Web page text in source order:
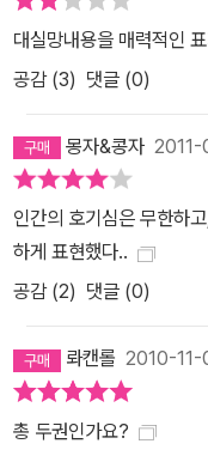
게 된 이유와 가족사의 비
과학적 예측과 신비적 투
예언에 대해 사람들이 보
는 시각과 인간이 개입해
여 담고, 그 입장 사이의
소녀 내면의 독백과 역동
이끌어 가는 것도 독특한
상황을 바라보게 만드는
는 한국어판 삽화, 한 화
다. 홍작가는 그래픽 노블
간의 경과와 다양한 초점
대실망내용을 매력적인
공감 (3) 댓글 (0)
몽자&콩자
인간의 호기심은 무한하
하게 표현했다..
공감 (2) 댓글 (0)
롸캔롤 2010-11-
총 두권인가요?